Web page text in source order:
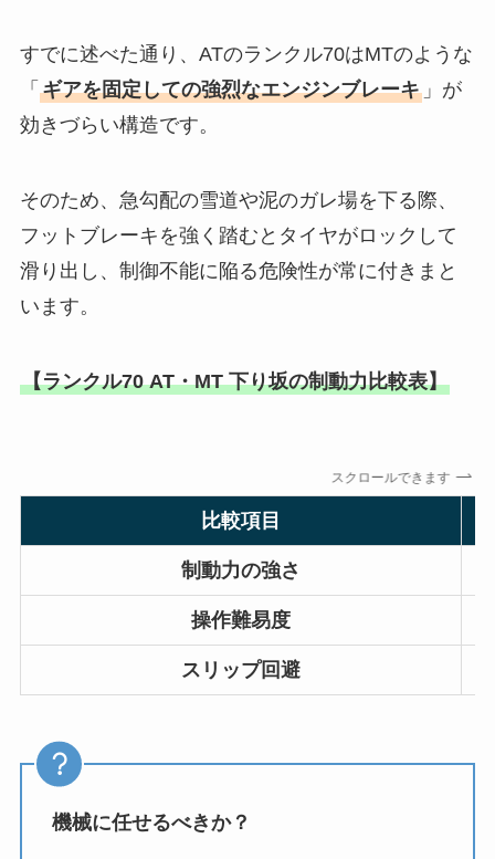
すでに述べた通り、ATのランクル70はMTのような
「 ギアを固定しての強烈なエンジンブレーキ」が
効きづらい構造です。
そのため、急勾配の雪道や泥のガレ場を下る際、
フットブレーキを強く踏むとタイヤがロックして
滑り出し、制御不能に陥る危険性が常に付きまと
います。
【ランクル70 AT・MT 下り坂の制動力比較表】
スクロールできます
比較項目
制動力の強さ
操作難易度
スリップ回避
機械に任せるべきか？